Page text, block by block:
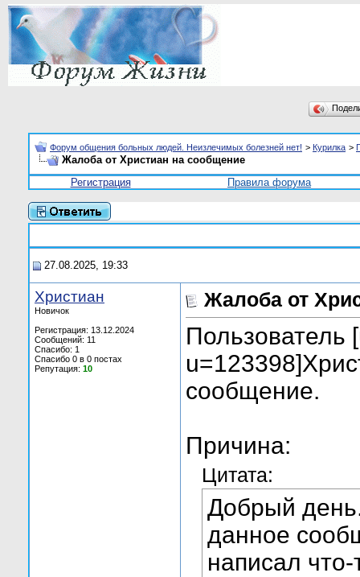
Форум общения больных людей. Неизлечимых болезней нет! > Курилка >
Жалоба от Христиан на сообщение
Регистрация
Правила форума
27.08.2025, 19:33
Христиан
Новичок
Регистрация: 13.12.2024
Сообщений: 11
Спасибо: 1
Спасибо 0 в 0 постах
Репутация: 10
Жалоба от
Пользователь
сообщение.
Причина:
Цитата:
Добрый
данное
написал